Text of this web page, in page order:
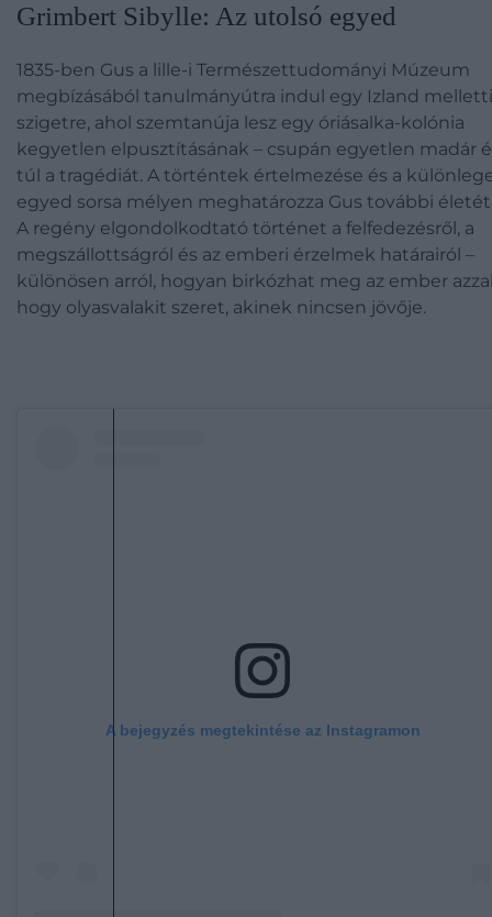
Grimbert Sibylle: Az utolsó egyed
1835-ben Gus a lille-i Természettudományi Múzeum
megbízásából tanulmányútra indul egy Izland melletti
szigetre, ahol szemtanúja lesz egy óriásalka-kolónia
kegyetlen elpusztításának – csupán egyetlen madár
túl a tragédiát. A történtek értelmezése és a
egyed sorsa mélyen meghatározza Gus további
A regény elgondolkodtató történet a felfedezésről, a
megszállottságról és az emberi érzelmek határairól –
különösen arról, hogyan birkózhat meg az ember
hogy olyasvalakit szeret, akinek nincsen jövője.
A bejegyzés megtekintése az Instagramon